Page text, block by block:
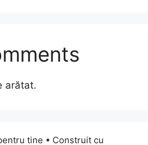
arătat.
tine • Construit cu